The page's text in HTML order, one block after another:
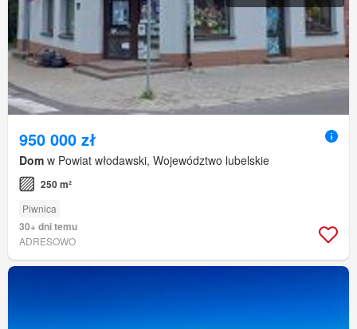
950 000 zł
Dom w Powiat włodawski, Województwo lubelskie
250 m²
Piwnica
30+ dni temu
ADRESOWO